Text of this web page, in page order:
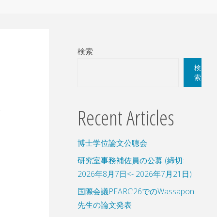
検索
検
索
Recent Articles
博士学位論文公聴会
研究室事務補佐員の公募 (締切:
2026年8月7日<- 2026年7月21日)
国際会議PEARC’26でのWassapon
先生の論文発表